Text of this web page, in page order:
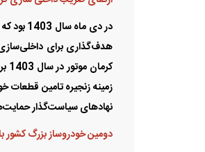
دومین خودروساز بزرگ کشور با رشد 14
تیراژ تولید یکی از موارد
سهم بیشتری در بازار خواهد